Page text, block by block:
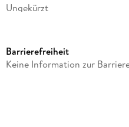
Ungekürzt
Laufzeit
Barrierefreiheit
Keine Information zur